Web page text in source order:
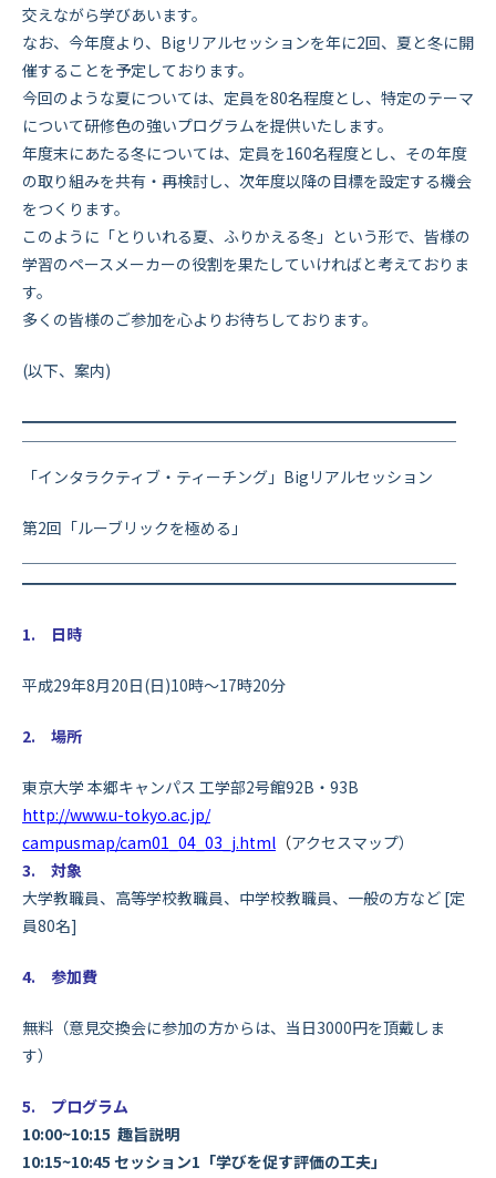
交えながら学びあいます。
なお、今年度より、Bigリアルセッションを年に2回、 夏と冬に開
催することを予定しております。
今回のような夏については、定員を80名程度とし、 特定のテーマ
について研修色の強いプログラムを提供いたします。
年度末にあたる冬については、定員を160名程度とし、 その年度
の取り組みを共有・再検討し、 次年度以降の目標を設定する機会
をつくります。
このように「とりいれる夏、ふりかえる冬」という形で、 皆様の
学習のペースメーカーの役割を果たしていければと考えておりま
す。
多くの皆様のご参加を心よりお待ちしております。
(以下、案内)
━━━━━━━━━━━━━━━━━━━━━━━━━━━━
￣￣￣￣￣￣￣￣￣￣￣￣￣￣￣￣￣￣￣￣￣￣￣￣￣￣￣￣
「インタラクティブ・ティーチング」Bigリアルセッション
第2回「ルーブリックを極める」
━━━━━━━━━━━━━━━━━━━━━━━━━━━━
1. 日時
平成29年8月20日(日)10時～17時20分
2. 場所
東京大学 本郷キャンパス 工学部2号館92B・93B
http://www.u-tokyo.ac.jp/
campusmap/cam01_04_03_j.html （アクセスマップ）
3. 対象
大学教職員、高等学校教職員、中学校教職員、 一般の方など [定
員80名]
4. 参加費
無料（意見交換会に参加の方からは、当日3000円を頂戴しま
す）
5. プログラム
10:00~10:15 趣旨説明
10:15~10:45 セッション1「学びを促す評価の工夫」